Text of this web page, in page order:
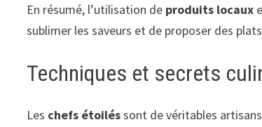
En résumé, l’utilisation de produits locaux
sublimer les saveurs et de proposer des
Techniques et secrets
Les chefs étoiléssont de véritables